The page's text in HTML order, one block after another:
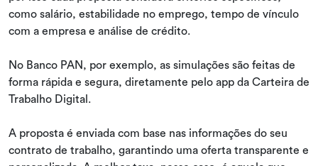
como salário, estabilidade no emprego, tempo de vínculo
com a empresa e análise de crédito.
No Banco PAN, por exemplo, as simulações são feitas de
forma rápida e segura, diretamente pelo app da Carteira de
Trabalho Digital.
A proposta é enviada com base nas informações do seu
contrato de trabalho, garantindo uma oferta transparente e